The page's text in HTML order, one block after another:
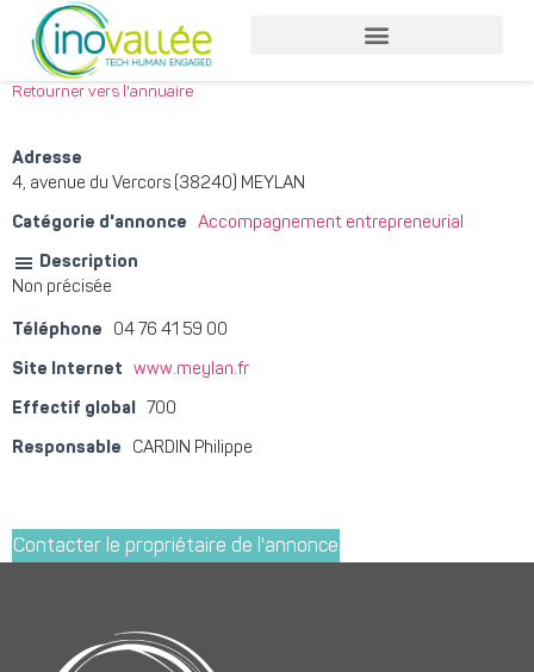
Retourner vers l'annuaire
Adresse
4, avenue du Vercors (38240) MEYLAN
Catégorie d'annonce Accompagnement entrepreneurial
Description
Non précisée
Téléphone 04 76 41 59 00
Site Internet www.meylan.fr
Effectif global 700
Responsable CARDIN Philippe
Contacter le propriétaire de l'annonce